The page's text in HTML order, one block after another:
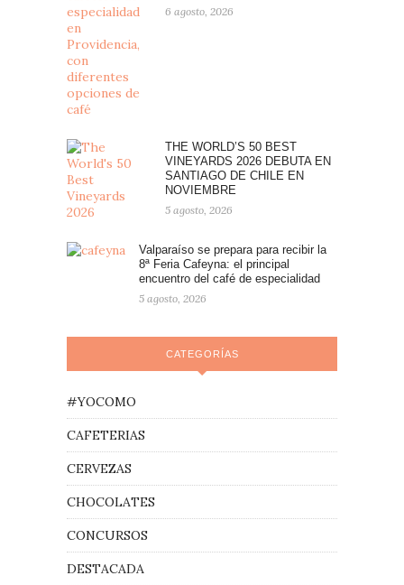
6 agosto, 2026
THE WORLD’S 50 BEST
VINEYARDS 2026 DEBUTA EN
SANTIAGO DE CHILE EN
NOVIEMBRE
5 agosto, 2026
Valparaíso se prepara para recibir la
8ª Feria Cafeyna: el principal
encuentro del café de especialidad
5 agosto, 2026
CATEGORÍAS
#YOCOMO
CAFETERIAS
CERVEZAS
CHOCOLATES
CONCURSOS
DESTACADA